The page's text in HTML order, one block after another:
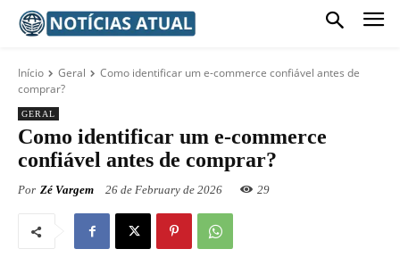
Início Geral
Como identificar um e-commerce confiável antes de
comprar?
GERAL
Como identificar um e-commerce
confiável antes de comprar?
Por Zé Vargem 26 de February de 2026 29